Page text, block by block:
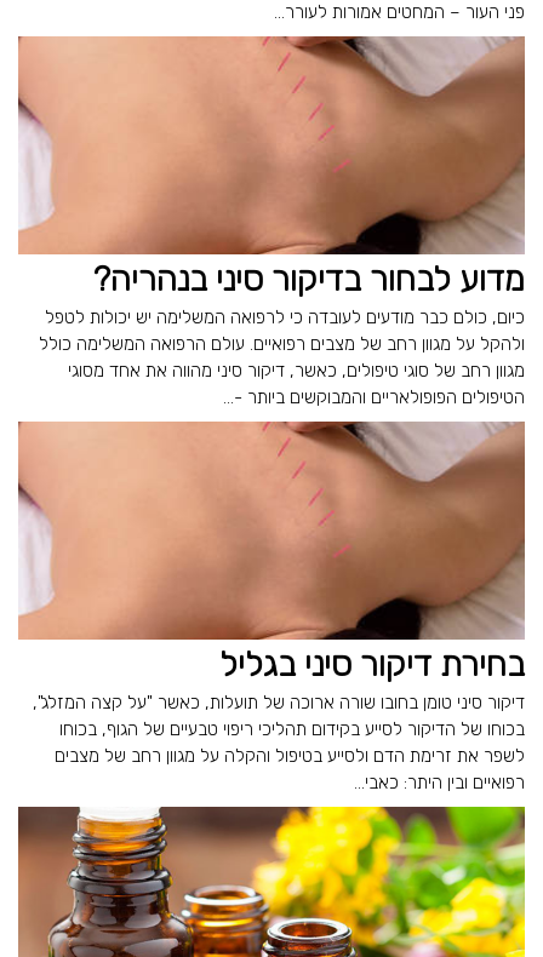
פני העור – המחטים אמורות לעורר...
מדוע לבחור בדיקור סיני בנהריה?
כיום, כולם כבר מודעים לעובדה כי לרפואה המשלימה יש יכולות לטפל
ולהקל על מגוון רחב של מצבים רפואיים. עולם הרפואה המשלימה כולל
מגוון רחב של סוגי טיפולים, כאשר, דיקור סיני מהווה את אחד מסוגי
הטיפולים הפופולאריים והמבוקשים ביותר -...
בחירת דיקור סיני בגליל
דיקור סיני טומן בחובו שורה ארוכה של תועלות, כאשר "על קצה המזלג",
בכוחו של הדיקור לסייע בקידום תהליכי ריפוי טבעיים של הגוף, בכוחו
לשפר את זרימת הדם ולסייע בטיפול והקלה על מגוון רחב של מצבים
רפואיים ובין היתר: כאבי...